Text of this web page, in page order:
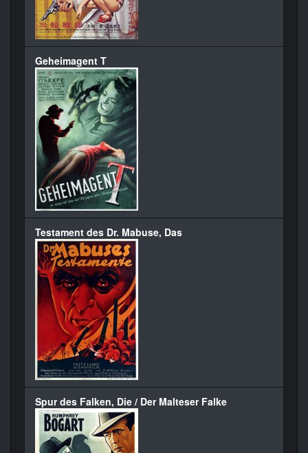
Geheimagent T
Testament des Dr. Mabuse, Das
Spur des Falken, Die / Der Malteser Falke